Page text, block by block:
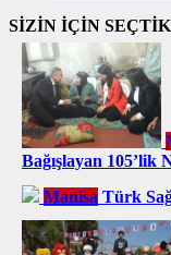
SİZİN İÇİN
Bağışlayan 105’lik
Manisa Türk